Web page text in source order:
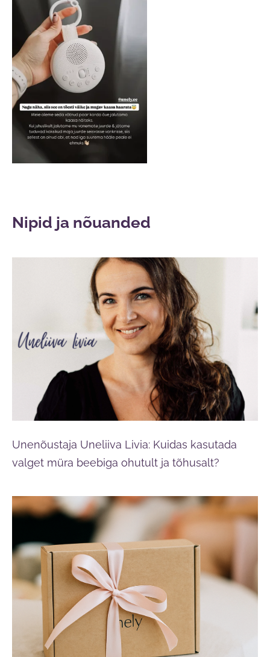
Nipid ja nõuanded
Unenõustaja Uneliiva Livia: Kuidas kasutada
valget müra beebiga ohutult ja tõhusalt?